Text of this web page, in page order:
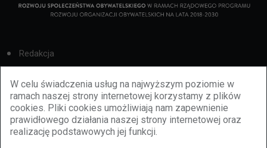
W celu świadczenia usług na najwyższym poziomie w
ramach naszej strony internetowej korzystamy z plików
cookies. Pliki cookies umożliwiają nam zapewnienie
prawidłowego działania naszej strony internetowej oraz
realizację podstawowych jej funkcji.
Redakcja
Cookies
Reklama
BBiletomania